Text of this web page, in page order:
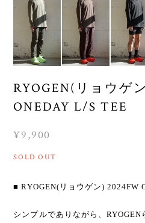
RYOGEN(リョウゲ
ONEDAY L/S TEE
¥9,900
SOLD OUT
■ RYOGEN(リョウゲン) 2024FW
シンプルでありながら、